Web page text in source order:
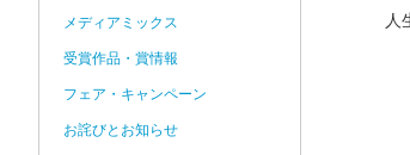
人
メディアミックス
受賞作品・賞情報
フェア・キャンペーン
お詫びとお知らせ